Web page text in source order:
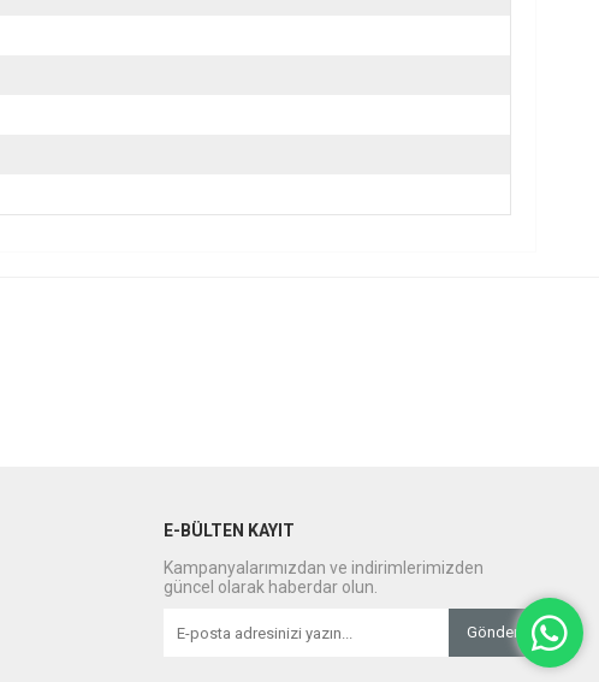
E-BÜLTEN KAYIT
Kampanyalarımızdan ve indirimlerimizden
güncel olarak haberdar olun.
Gönder